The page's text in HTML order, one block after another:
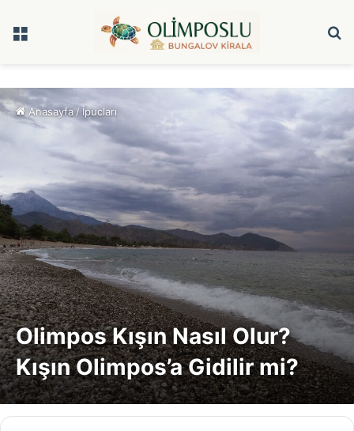
Menü
Anasayfa /İpucları
Olimpos Kışın Nasıl Olur?
Kışın Olimpos’a Gidilir mi?